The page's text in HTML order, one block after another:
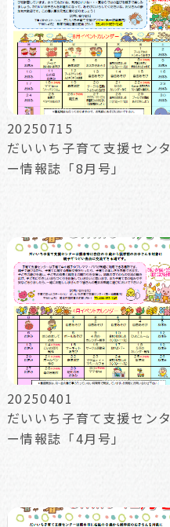
20250715
だいいち子育て支援センタ
ー情報誌「8月号」
20250401
だいいち子育て支援センタ
ー情報誌「4月号」